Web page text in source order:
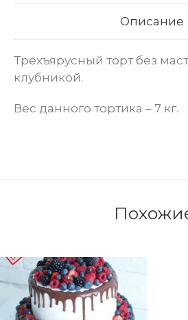
Описание
Трехъярусный торт без
клубникой.
Вес данного тортика – 7 кг.